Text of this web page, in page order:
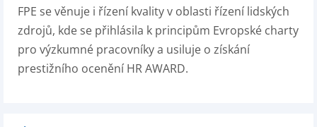
FPE se věnuje i řízení kvality v oblasti řízení lidských
zdrojů, kde se přihlásila k principům Evropské charty
pro výzkumné pracovníky a usiluje o získání
prestižního ocenění HR AWARD.